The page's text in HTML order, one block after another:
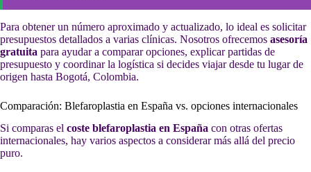
Para obtener un número aproximado y actualizado, lo ideal es solicitar
presupuestos detallados a varias clínicas. Nosotros ofrecemos asesoría
gratuita para ayudar a comparar opciones, explicar partidas de
presupuesto y coordinar la logística si decides viajar desde tu lugar de
origen hasta Bogotá, Colombia.
Comparación: Blefaroplastia en España vs. opciones internacionales
Si comparas el coste blefaroplastia en España con otras ofertas
internacionales, hay varios aspectos a considerar más allá del precio
puro.